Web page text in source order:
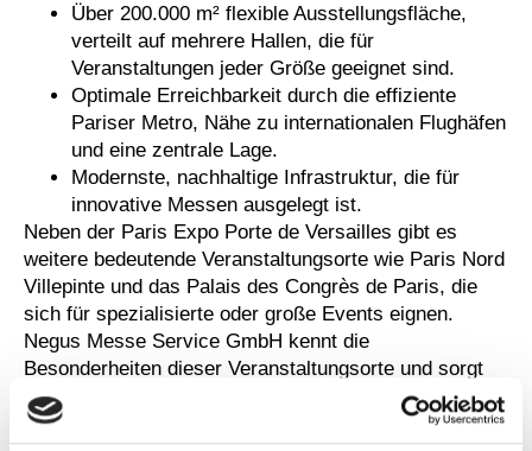
Über 200.000 m² flexible Ausstellungsfläche,
verteilt auf mehrere Hallen, die für
Veranstaltungen jeder Größe geeignet sind.
Optimale Erreichbarkeit durch die effiziente
Pariser Metro, Nähe zu internationalen Flughäfen
und eine zentrale Lage.
Modernste, nachhaltige Infrastruktur, die für
innovative Messen ausgelegt ist.
Neben der Paris Expo Porte de Versailles gibt es
weitere bedeutende Veranstaltungsorte wie Paris Nord
Villepinte und das Palais des Congrès de Paris, die
sich für spezialisierte oder große Events eignen.
Negus Messe Service GmbH kennt die
Besonderheiten dieser Veranstaltungsorte und sorgt
für eine präzise und stilvolle Umsetzung Ihres
Projekts – von der Planung bis zum Aufbau vor Ort.